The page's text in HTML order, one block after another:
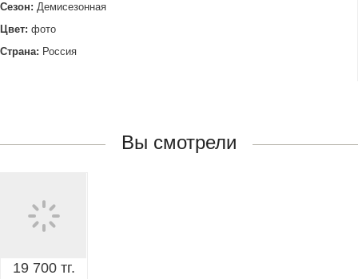
Сезон: Демисезонная
Цвет: фото
Страна: Россия
Вы смотрели
19 700 тг.